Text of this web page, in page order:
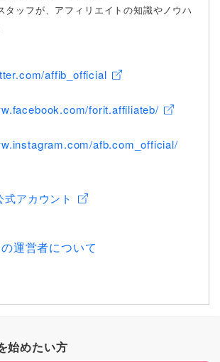
タッフが、アフィリエイトの知識やノウハ
affib_official
forit.affiliateb/
afb.com_official/
アカウント
運営者について
始めたい方